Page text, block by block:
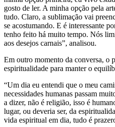
gosto de ler. A minha opção pela
tudo. Claro, a sublimação vai
se acostumando. E é interessante
tenho feito há muito tempo. Nós
aos desejos carnais”, analisou.
Em outro momento da conversa, o
espiritualidade para manter o
“Um dia eu entendi que o meu
necessidades humanas passam
a dizer, não é religião, isso é
lugar, ou deveria ser, da
vida espiritual em dia, tudo é